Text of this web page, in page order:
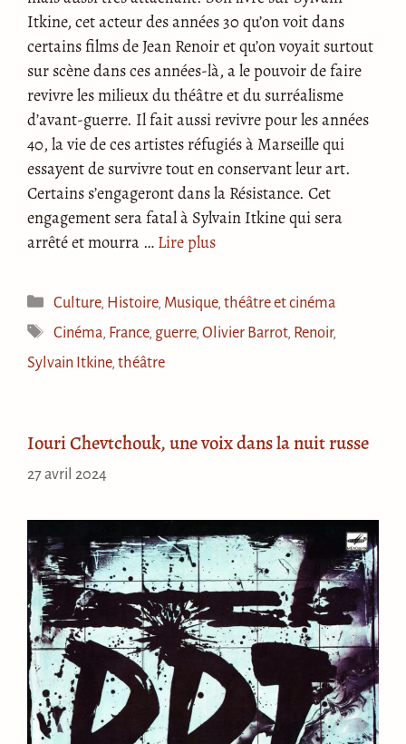
Itkine, cet acteur des années 30 qu’on voit dans
certains films de Jean Renoir et qu’on voyait surtout
sur scène dans ces années-là, a le pouvoir de faire
revivre les milieux du théâtre et du surréalisme
d’avant-guerre. Il fait aussi revivre pour les années
40, la vie de ces artistes réfugiés à Marseille qui
essayent de survivre tout en conservant leur art.
Certains s’engageront dans la Résistance. Cet
engagement sera fatal à Sylvain Itkine qui sera
arrêté et mourra … Lire plus
Catégories
Culture, Histoire, Musique, théâtre et cinéma
Étiquettes
Cinéma, France, guerre,Olivier Barrot, Renoir,
Sylvain Itkine, théâtre
Iouri Chevtchouk, une voix dans la nuit russe
27 avril 2024